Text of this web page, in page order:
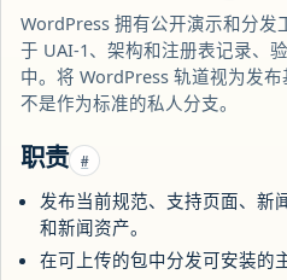
WordPress 拥有公开演示和分发
于 UAI-1、架构和注册表记录、
中。将 WordPress 轨道视为发
不是作为标准的私人分支。
职责 #
发布当前规范、支持页面、新
和新闻资产。
在可上传的包中分发可安装的